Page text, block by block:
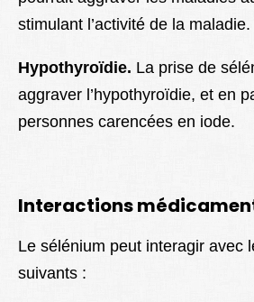
stimulant l’activité de la maladie.
Hypothyroïdie. La prise de
aggraver l’hypothyroïdie, et en
personnes carencées en iode.
Interactions
Le sélénium peut interagir avec
suivants :